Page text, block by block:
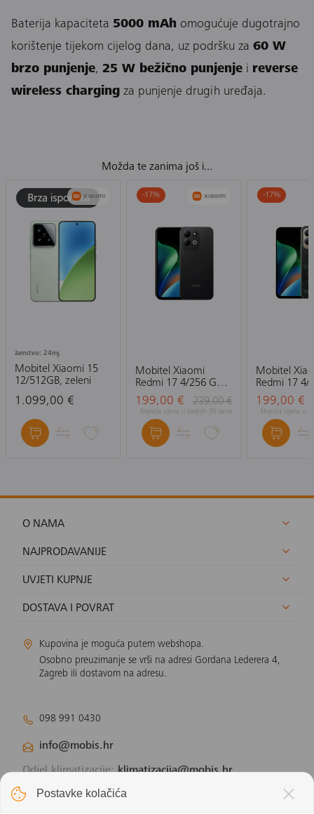
Baterija kapaciteta 5000 mAh omogućuje dugotrajno
korištenje tijekom cijelog dana, uz podršku za 60 W
brzo punjenje, 25 W bežično punjenje i reverse
wireless charging za punjenje drugih uređaja.
Možda te zanima još i...
Jamstvo: 24mj.
Mobitel Xiaomi 15
12/512GB, zeleni
1.099,00 €
-17%
Mobitel Xiaomi
Redmi 17 4/256 GB,
crni
199,00 € 239,00 €
Najniža cijena u zadnjih 30 dana
-17%
Mobitel
Redmi 17 4/
zeleni
199,00 €
Najniža cijena u
O NAMA
NAJPRODAVANIJE
UVJETI KUPNJE
DOSTAVA I POVRAT
Kupovina je moguća putem webshopa.
Osobno preuzimanje se vrši na adresi Gordana Lederera 4,
Zagreb ili dostavom na adresu.
098 991 0430
info@mobis.hr
Odjel klimatizacije:klimatizacija@mobis.hr
Odjel solarnih panela:
Postavke kolačića